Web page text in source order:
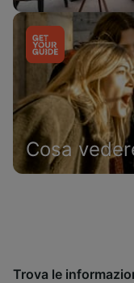
Cosa
Trova le